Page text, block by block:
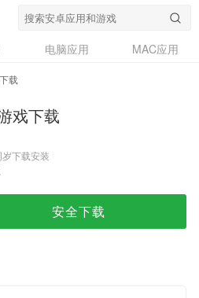
电脑应用
MAC应用
载
戏下载
下载安装
安全下载